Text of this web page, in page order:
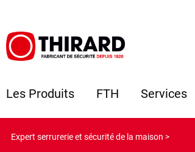
Les Produits FTH Services
Expert serrurerie et sécurité de la maison >